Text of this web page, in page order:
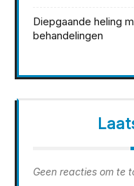
Diepgaande heling
behandelingen
Geen reacties om te